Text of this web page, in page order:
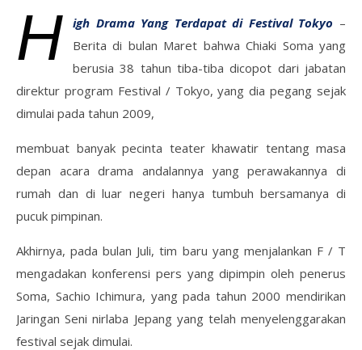
H igh Drama Yang Terdapat di Festival Tokyo –
Berita di bulan Maret bahwa Chiaki Soma yang
berusia 38 tahun tiba-tiba dicopot dari jabatan
direktur program Festival / Tokyo, yang dia pegang sejak
dimulai pada tahun 2009,
membuat banyak pecinta teater khawatir tentang masa
depan acara drama andalannya yang perawakannya di
rumah dan di luar negeri hanya tumbuh bersamanya di
pucuk pimpinan.
Akhirnya, pada bulan Juli, tim baru yang menjalankan F / T
mengadakan konferensi pers yang dipimpin oleh penerus
Soma, Sachio Ichimura, yang pada tahun 2000 mendirikan
Jaringan Seni nirlaba Jepang yang telah menyelenggarakan
festival sejak dimulai.